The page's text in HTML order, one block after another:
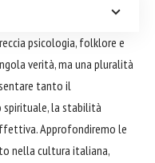
psicologia, folklore e
verità, ma una pluralità
tanto il
la stabilità
Approfondiremo le
nella cultura italiana,